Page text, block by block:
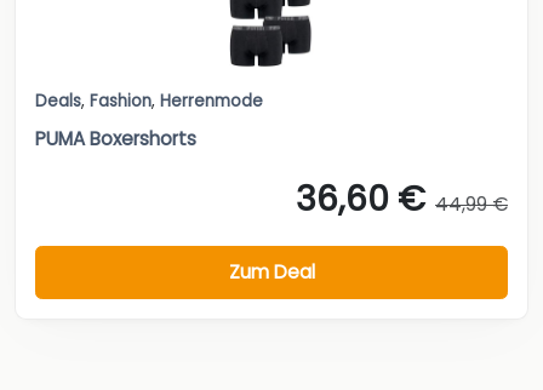
Deals, Fashion, Herrenmode
PUMA Boxershorts
36,60 € 44,99 €
Zum Deal